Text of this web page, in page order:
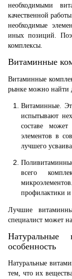
необходимыми
качественной
необходимые
иных позиций.
комплексы.
Витаминные
Витаминные
рынке можно найти
Витаминные.
испытывают
составе может
элементов в
лучшего
всего
профилактики и
Лучшие
специалист может
Натуральные
особенность
Натуральные
тем, что их